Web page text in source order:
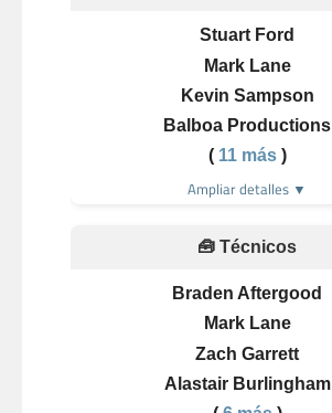
Stuart Ford
Mark Lane
Kevin Sampson
Balboa Productions
( 11 más)
Ampliar detalles ▼
🧰 Técnicos
Braden Aftergood
Mark Lane
Zach Garrett
Alastair Burlingham